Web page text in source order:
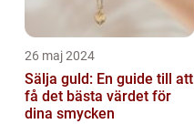
26 maj 2024
Sälja guld: En guide till att
få det bästa värdet för
dina smycken